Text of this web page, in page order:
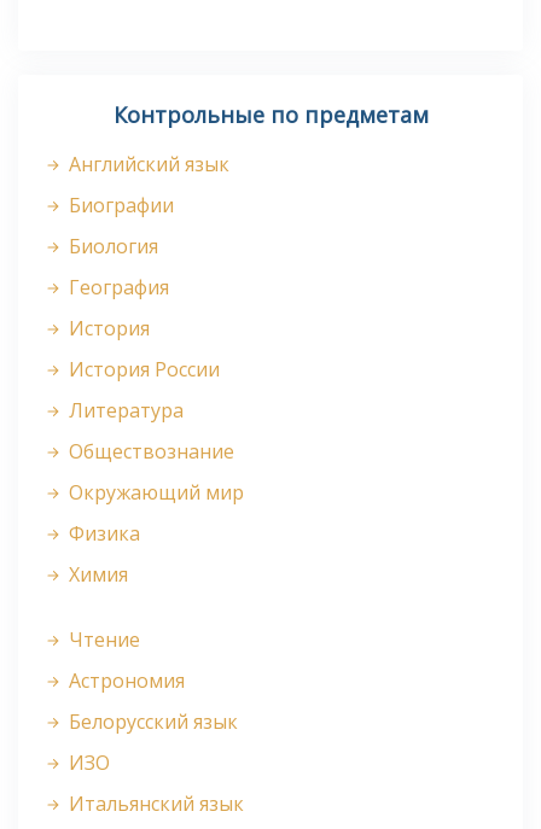
Контрольные по предметам
Английский язык
Биографии
Биология
География
История
История России
Литература
Обществознание
Окружающий мир
Физика
Химия
Чтение
Астрономия
Белорусский язык
ИЗО
Итальянский язык